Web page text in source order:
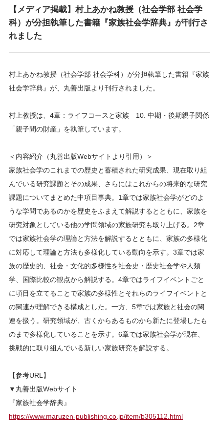
【メディア掲載】村上あかね教授（社会学部 社会学
科）が分担執筆した書籍『家族社会学辞典』が刊行さ
れました
村上あかね教授（社会学部 社会学科）が分担執筆した書籍『家族
社会学辞典』が、丸善出版より刊行されました。
村上教授は、4章：ライフコースと家族 10. 中期・後期親子関係
「親子間の財産」を執筆しています。
＜内容紹介（丸善出版Webサイトより引用）＞
家族社会学のこれまでの歴史と蓄積された研究成果、現在取り組
んでいる研究課題とその成果、さらにはこれからの将来的な研究
課題についてまとめた中項目事典。1章では家族社会学がどのよ
うな学問であるのかを歴史をふまえて解説するとともに、家族を
研究対象としている他の学問領域の家族研究も取り上げる。2章
では家族社会学の理論と方法を解説するとともに、家族の多様化
に対応して理論と方法も多様化している動向を示す。3章では家
族の歴史的、社会・文化的多様性を社会史・歴史社会学や人類
学、国際比較の観点から解説する。4章ではライフイベントごと
に項目を立てることで家族の多様性とそれらのライフイベントと
の関連が理解できる構成とした。一方、5章では家族と社会の関
連を扱う。研究領域が、古くからあるものから新たに登場したも
のまで多様化していることを示す。6章では家族社会学が現在、
挑戦的に取り組んでいる新しい家族研究を解説する。
【参考URL】
▼丸善出版Webサイト
『家族社会学辞典』
https://www.maruzen-publishing.co.jp/item/b305112.html